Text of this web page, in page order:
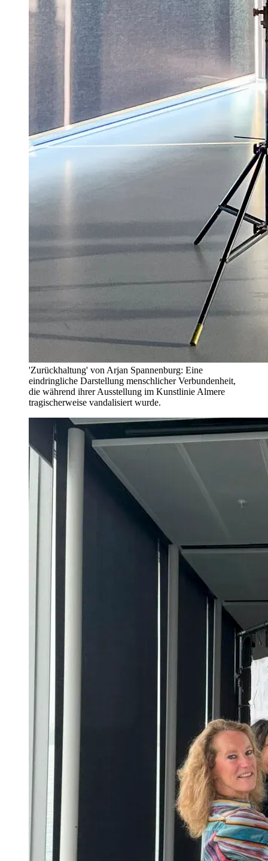
'Zurückhaltung' von Arjan Spannenburg: Eine
eindringliche Darstellung menschlicher Verbundenheit,
die während ihrer Ausstellung im Kunstlinie Almere
tragischerweise vandalisiert wurde.